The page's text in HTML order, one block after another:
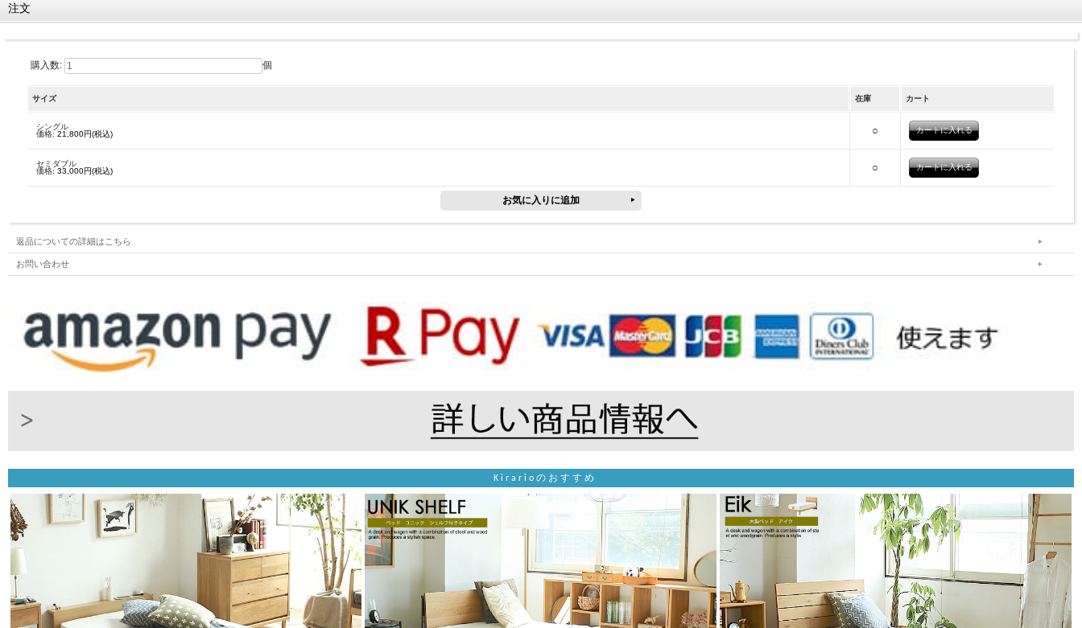
注文
購入数: 個
サイズ 在庫 カート
シングル
価格: 21,800円(税込) ○
セミダブル
価格: 33,000円(税込) ○
返品についての詳細はこちら
お問い合わせ
Kirarioのおすすめ